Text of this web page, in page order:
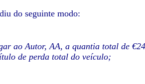
do seguinte modo:
ao Autor, AA, a quantia total de
de perda total do veículo;